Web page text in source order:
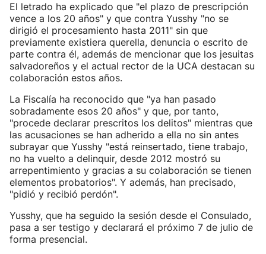
El letrado ha explicado que "el plazo de prescripción
vence a los 20 años" y que contra Yusshy "no se
dirigió el procesamiento hasta 2011" sin que
previamente existiera querella, denuncia o escrito de
parte contra él, además de mencionar que los jesuitas
salvadoreños y el actual rector de la UCA destacan su
colaboración estos años.
La Fiscalía ha reconocido que "ya han pasado
sobradamente esos 20 años" y que, por tanto,
"procede declarar prescritos los delitos" mientras que
las acusaciones se han adherido a ella no sin antes
subrayar que Yusshy "está reinsertado, tiene trabajo,
no ha vuelto a delinquir, desde 2012 mostró su
arrepentimiento y gracias a su colaboración se tienen
elementos probatorios". Y además, han precisado,
"pidió y recibió perdón".
Yusshy, que ha seguido la sesión desde el Consulado,
pasa a ser testigo y declarará el próximo 7 de julio de
forma presencial.